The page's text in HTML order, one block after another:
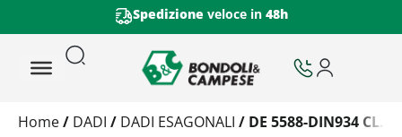
Spedizione veloce in 48h
Trattamento
Home/ DADI / DADI ESAGONALI / DE 5588-DIN934